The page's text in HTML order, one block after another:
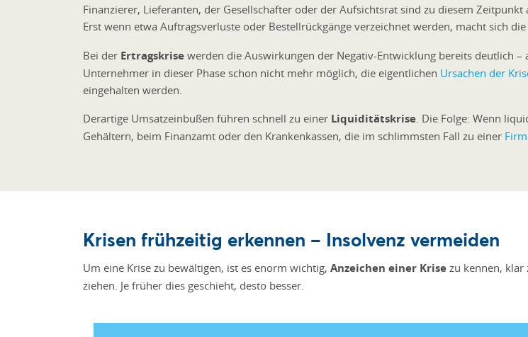
Finanzierer, Lieferanten, der Gesellschafter oder der Aufsichtsrat sind zu diesem
Erst wenn etwa Auftragsverluste oder Bestellrückgänge verzeichnet werden, macht sich
Bei der Ertragskrise werden die Auswirkungen der Negativ-Entwicklung bereits deutlich –
Unternehmer in dieser Phase schon nicht mehr möglich, die eigentlichen Ursachen der
eingehalten werden.
Derartige Umsatzeinbußen führen schnell zu einer Liquiditätskrise. Die Folge: Wenn
Gehältern, beim Finanzamt oder den Krankenkassen, die im schlimmsten Fall zu einer
Krisen frühzeitig erkennen – Insolvenz vermeiden
Um eine Krise zu bewältigen, ist es enorm wichtig, Anzeichen einer Krise zu kennen, klar
ziehen. Je früher dies geschieht, desto besser.